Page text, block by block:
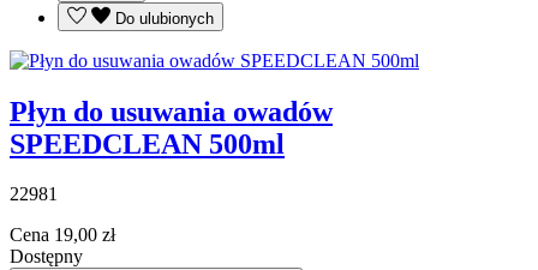
Do ulubionych
Płyn do usuwania owadów
SPEEDCLEAN 500ml
22981
Cena 19,00 zł
Dostępny